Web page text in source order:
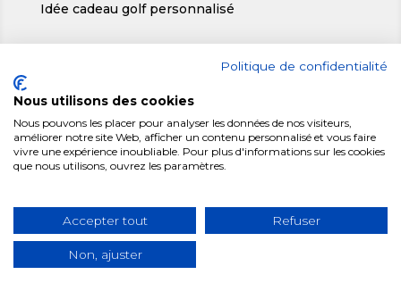
Idée cadeau golf personnalisé
on
_
m
ic
ic
on
ic
+ 33(0)2 54 30 24 82
m
l
© 2022 – Regigolf- Tous droits réservés |
Politique de confidentialité
Politique de confidentialité
Nous utilisons des cookies
Nous pouvons les placer pour analyser les données de nos visiteurs,
améliorer notre site Web, afficher un contenu personnalisé et vous faire
vivre une expérience inoubliable. Pour plus d'informations sur les cookies
que nous utilisons, ouvrez les paramètres.
Accepter tout Refuser
Non, ajuster